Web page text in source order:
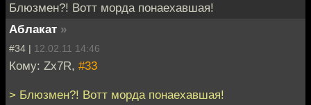
Блюзмен?! Вотт морда понаехавшая!
Аблакат »
#34 | 12.02.11 14:46
Кому: Zx7R, #33
> Блюзмен?! Вотт морда понаехавшая!